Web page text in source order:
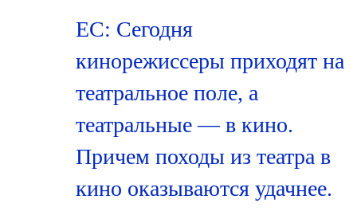
ЕС: Сегодня
кинорежиссеры приходят на
театральное поле, а
театральные — в кино.
Причем походы из театра в
кино оказываются удачнее.